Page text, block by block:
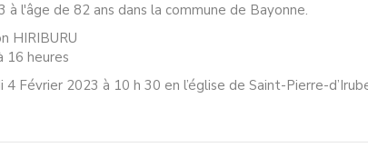
l'âge de 82 ans dans la commune de Bayonne.
HIRIBURU
16 heures
Février 2023 à 10 h 30 en l’église de Saint-Pierre-